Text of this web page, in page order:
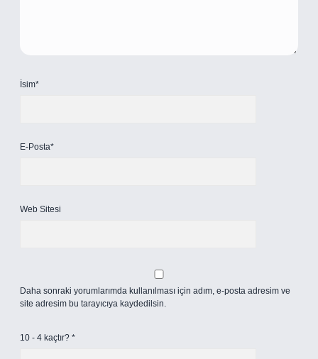
İsim*
E-Posta*
Web Sitesi
Daha sonraki yorumlarımda kullanılması için adım, e-posta adresim ve
site adresim bu tarayıcıya kaydedilsin.
10 - 4 kaçtır? *